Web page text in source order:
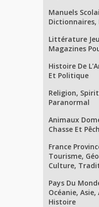
Manuels
Dictionnaires,
Littérature
Magazines
Histoire De
Et Politique
Religion,
Paranormal
Animaux
Chasse Et
France
Tourisme,
Culture,
Pays Du
Océanie,
Histoire